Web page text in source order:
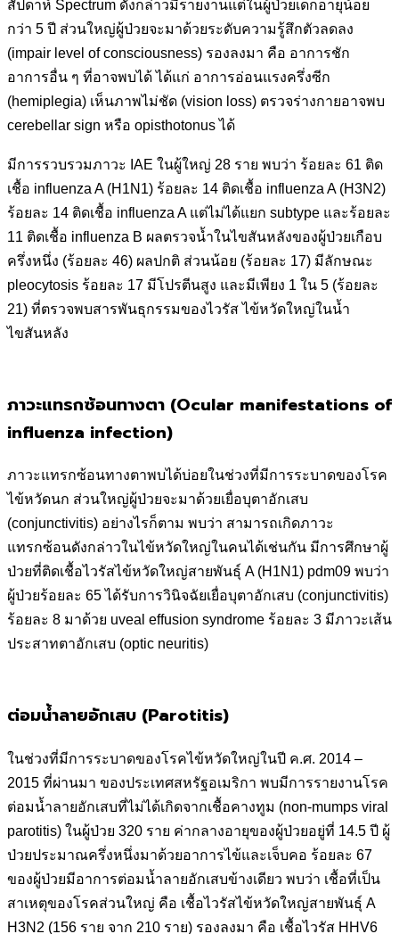
สัปดาห์ Spectrum ดังกล่าวมีรายงานแต่ในผู้ป่วยเด็กอายุน้อย
กว่า 5 ปี ส่วนใหญ่ผู้ป่วยจะมาด้วยระดับความรู้สึกตัวลดลง
(impair level of consciousness) รองลงมา คือ อาการชัก
อาการอื่น ๆ ที่อาจพบได้ ได้แก่ อาการอ่อนแรงครึ่งซีก
(hemiplegia) เห็นภาพไม่ชัด (vision loss) ตรวจร่างกายอาจพบ
cerebellar sign หรือ opisthotonus ได้
มีการรวบรวมภาวะ IAE ในผู้ใหญ่ 28 ราย พบว่า ร้อยละ 61 ติด
เชื้อ influenza A (H1N1) ร้อยละ 14 ติดเชื้อ influenza A (H3N2)
ร้อยละ 14 ติดเชื้อ influenza A แต่ไม่ได้แยก subtype และร้อยละ
11 ติดเชื้อ influenza B ผลตรวจน้ำในไขสันหลังของผู้ป่วยเกือบ
ครึ่งหนึ่ง (ร้อยละ 46) ผลปกติ ส่วนน้อย (ร้อยละ 17) มีลักษณะ
pleocytosis ร้อยละ 17 มีโปรตีนสูง และมีเพียง 1 ใน 5 (ร้อยละ
21) ที่ตรวจพบสารพันธุกรรมของไวรัส ไข้หวัดใหญ่ในน้ำ
ไขสันหลัง
ภาวะแทรกซ้อนทางตา (Ocular manifestations of
influenza infection)
ภาวะแทรกซ้อนทางตาพบได้บ่อยในช่วงที่มีการระบาดของโรค
ไข้หวัดนก ส่วนใหญ่ผู้ป่วยจะมาด้วยเยื่อบุตาอักเสบ
(conjunctivitis) อย่างไรก็ตาม พบว่า สามารถเกิดภาวะ
แทรกซ้อนดังกล่าวในไข้หวัดใหญ่ในคนได้เช่นกัน มีการศึกษาผู้
ป่วยที่ติดเชื้อไวรัสไข้หวัดใหญ่สายพันธุ์ A (H1N1) pdm09 พบว่า
ผู้ป่วยร้อยละ 65 ได้รับการวินิจฉัยเยื่อบุตาอักเสบ (conjunctivitis)
ร้อยละ 8 มาด้วย uveal effusion syndrome ร้อยละ 3 มีภาวะเส้น
ประสาทตาอักเสบ (optic neuritis)
ต่อมน้ำลายอักเสบ (Parotitis)
ในช่วงที่มีการระบาดของโรคไข้หวัดใหญ่ในปี ค.ศ. 2014 –
2015 ที่ผ่านมา ของประเทศสหรัฐอเมริกา พบมีการรายงานโรค
ต่อมน้ำลายอักเสบที่ไม่ได้เกิดจากเชื้อคางทูม (non-mumps viral
parotitis) ในผู้ป่วย 320 ราย ค่ากลางอายุของผู้ป่วยอยู่ที่ 14.5 ปี ผู้
ป่วยประมาณครึ่งหนึ่งมาด้วยอาการไข้และเจ็บคอ ร้อยละ 67
ของผู้ป่วยมีอาการต่อมน้ำลายอักเสบข้างเดียว พบว่า เชื้อที่เป็น
สาเหตุของโรคส่วนใหญ่ คือ เชื้อไวรัสไข้หวัดใหญ่สายพันธุ์ A
H3N2 (156 ราย จาก 210 ราย) รองลงมา คือ เชื้อไวรัส HHV6